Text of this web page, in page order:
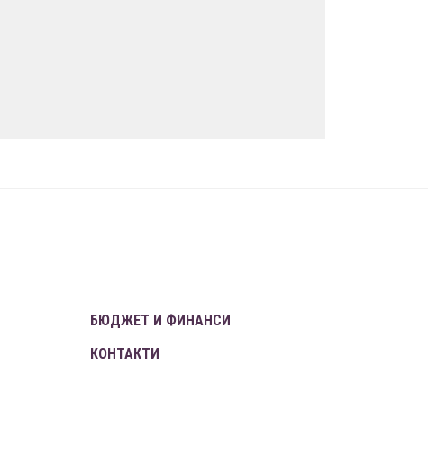
БЮДЖЕТ И ФИНАНСИ
КОНТАКТИ